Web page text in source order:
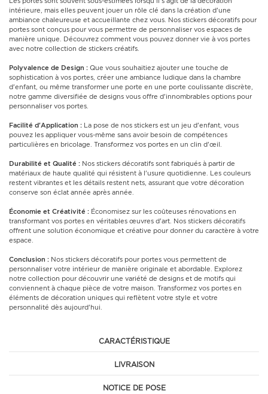
intérieure, mais elles peuvent jouer un rôle clé dans la création d'une
ambiance chaleureuse et accueillante chez vous. Nos stickers décoratifs pour
portes sont conçus pour vous permettre de personnaliser vos espaces de
manière unique. Découvrez comment vous pouvez donner vie à vos portes
avec notre collection de stickers créatifs.
Polyvalence de Design : Que vous souhaitiez ajouter une touche de
sophistication à vos portes, créer une ambiance ludique dans la chambre
d'enfant, ou même transformer une porte en une porte coulissante discrète,
notre gamme diversifiée de designs vous offre d'innombrables options pour
personnaliser vos portes.
Facilité d'Application : La pose de nos stickers est un jeu d'enfant, vous
pouvez les appliquer vous-même sans avoir besoin de compétences
particulières en bricolage. Transformez vos portes en un clin d'œil.
Durabilité et Qualité : Nos stickers décoratifs sont fabriqués à partir de
matériaux de haute qualité qui résistent à l'usure quotidienne. Les couleurs
restent vibrantes et les détails restent nets, assurant que votre décoration
conserve son éclat année après année.
Économie et Créativité : Économisez sur les coûteuses rénovations en
transformant vos portes en véritables œuvres d'art. Nos stickers décoratifs
offrent une solution économique et créative pour donner du caractère à votre
espace.
Conclusion : Nos stickers décoratifs pour portes vous permettent de
personnaliser votre intérieur de manière originale et abordable. Explorez
notre collection pour découvrir une variété de designs et de motifs qui
conviennent à chaque pièce de votre maison. Transformez vos portes en
éléments de décoration uniques qui reflètent votre style et votre
personnalité dès aujourd'hui.
CARACTÉRISTIQUE
LIVRAISON
NOTICE DE POSE